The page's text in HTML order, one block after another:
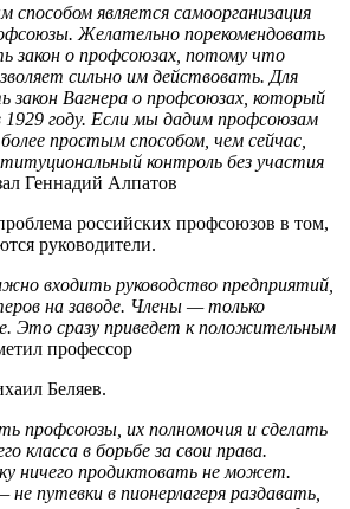
является самоорганизация
Желательно порекомендовать
закон о профсоюзах, потому что
сильно им действовать. Для
закон Вагнера о профсоюзах, который
году. Если мы дадим профсоюзам
простым способом, чем сейчас,
контроль без участия
Геннадий Алпатов
российских профсоюзов в том,
руководители.
входить руководство предприятий,
на заводе. Члены — только
Это сразу приведет к положительным
профессор
Беляев.
профсоюзы, их полномочия и сделать
класса в борьбе за свои права.
ничего продиктовать не может.
путевки в пионерлагеря раздавать,